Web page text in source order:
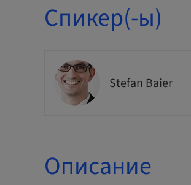
Спикер(-ы)
Stefan Baier
Описание